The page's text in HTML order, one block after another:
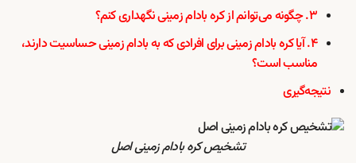
۳. چگونه می‌توانم از کره بادام زمینی نگهداری کنم؟
۴. آیا کره بادام زمینی برای افرادی که به بادام زمینی حساسیت دارند،
مناسب است؟
نتیجه‌گیری
تشخیص کره بادام زمینی اصل